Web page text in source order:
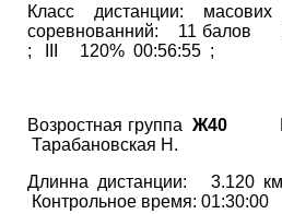
Класс дистанции:
соревнованний: 11
; ІІІ 120% 00:56:55 ;
Возростная группаЖ40
Тарабановская Н.
Длинна дистанции:
Контрольное время: 01:30:00